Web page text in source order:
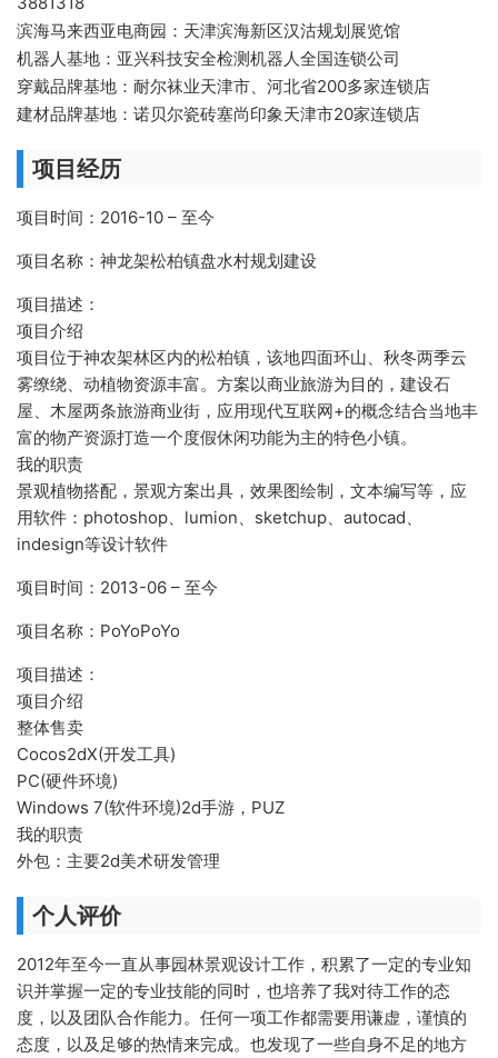
滨海马来西亚电商园：天津滨海新区汉沽规划展览馆
机器人基地：亚兴科技安全检测机器人全国连锁公司
穿戴品牌基地：耐尔袜业天津市、河北省200多家连锁店
建材品牌基地：诺贝尔瓷砖塞尚印象天津市20家连锁店
项目经历
项目时间：2016-10 – 至今
项目名称：神龙架松柏镇盘水村规划建设
项目描述：
项目介绍
项目位于神农架林区内的松柏镇，该地四面环山、秋冬两季云
雾缭绕、动植物资源丰富。方案以商业旅游为目的，建设石
屋、木屋两条旅游商业街，应用现代互联网+的概念结合当地丰
富的物产资源打造一个度假休闲功能为主的特色小镇。
我的职责
景观植物搭配，景观方案出具，效果图绘制，文本编写等，应
用软件：photoshop、lumion、sketchup、autocad、
indesign等设计软件
项目时间：2013-06 – 至今
项目名称：PoYoPoYo
项目描述：
项目介绍
整体售卖
Cocos2dX(开发工具)
PC(硬件环境)
Windows 7(软件环境)2d手游，PUZ
我的职责
外包：主要2d美术研发管理
个人评价
2012年至今一直从事园林景观设计工作，积累了一定的专业知
识并掌握一定的专业技能的同时，也培养了我对待工作的态
度，以及团队合作能力。任何一项工作都需要用谦虚，谨慎的
态度，以及足够的热情来完成。也发现了一些自身不足的地方